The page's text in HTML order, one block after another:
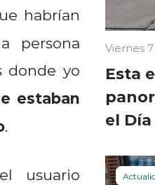
habrían
persona
donde yo
estaban
.
usuario
Viernes
Esta
el